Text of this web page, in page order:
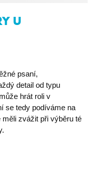
U
psaní,
detail od typu
hrát roli v
se tedy podíváme na
zvážit při výběru té
YouTube
.youtube.com